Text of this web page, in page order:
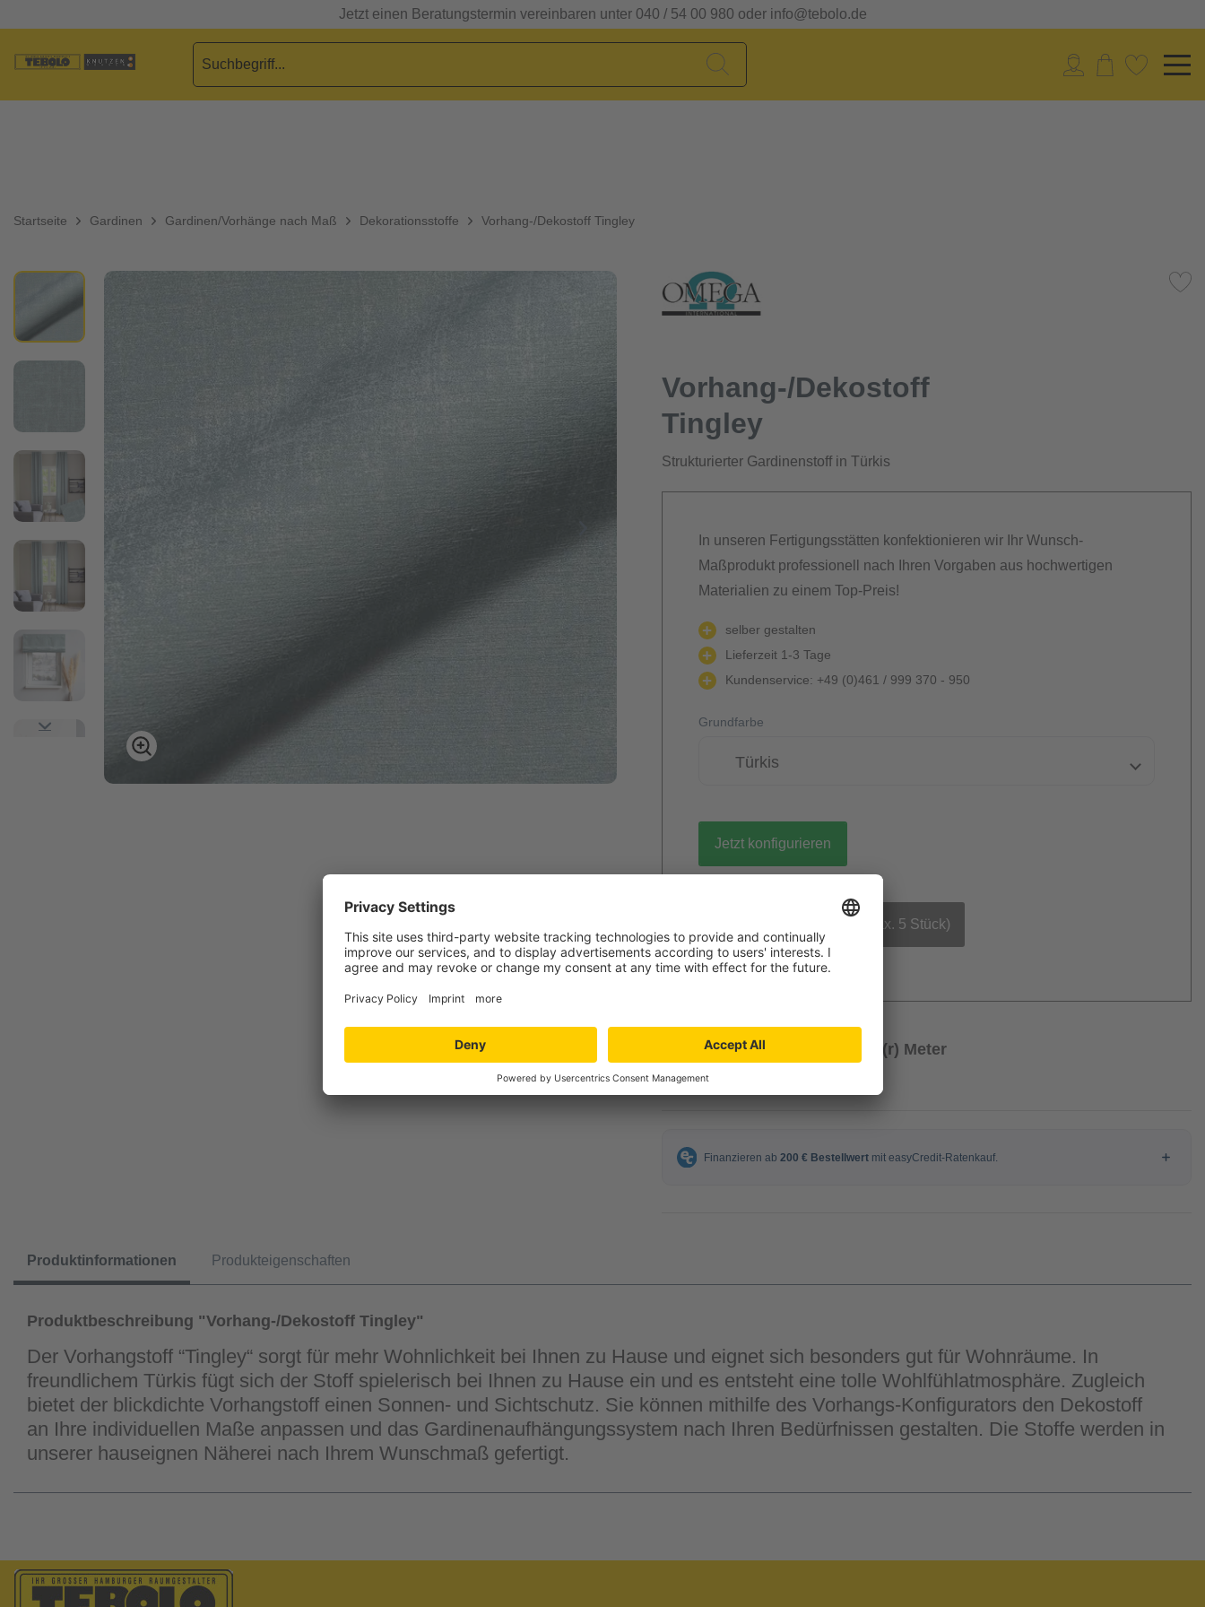
Jetzt einen Beratungstermin vereinbaren unter 040 / 54 00 980 oder info@tebolo.de
Startseite Gardinen Gardinen/Vorhänge nach Maß Dekorationsstoffe Vorhang-/Dekostoff Tingley
Vorhang-/Dekostoff
Tingley
Strukturierter Gardinenstoff in Türkis
In unseren Fertigungsstätten konfektionieren wir Ihr Wunsch-
Maßprodukt professionell nach Ihren Vorgaben aus hochwertigen
Materialien zu einem Top-Preis!
selber gestalten
Lieferzeit 1-3 Tage
Kundenservice: +49 (0)461 / 999 370 - 950
Grundfarbe
Türkis
Jetzt konfigurieren
gratis Muster bestellen (max. 5 Stück)
12,99 € / Laufende(r) Meter
inkl. MwSt.
Produktinformationen Produkteigenschaften
Produktbeschreibung "Vorhang-/Dekostoff Tingley"
Der Vorhangstoff “Tingley“ sorgt für mehr Wohnlichkeit bei Ihnen zu Hause und eignet sich besonders gut für Wohnräume. In
freundlichem Türkis fügt sich der Stoff spielerisch bei Ihnen zu Hause ein und es entsteht eine tolle Wohlfühlatmosphäre. Zugleich
bietet der blickdichte Vorhangstoff einen Sonnen- und Sichtschutz. Sie können mithilfe des Vorhangs-Konfigurators den Dekostoff
an Ihre individuellen Maße anpassen und das Gardinenaufhängungssystem nach Ihren Bedürfnissen gestalten. Die Stoffe werden in
unserer hauseignen Näherei nach Ihrem Wunschmaß gefertigt.